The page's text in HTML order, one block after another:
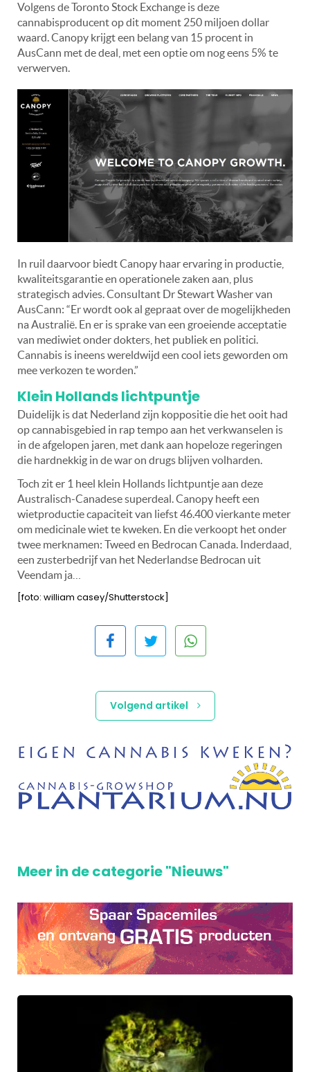
Volgens de Toronto Stock Exchange is deze
cannabisproducent op dit moment 250 miljoen dollar
waard. Canopy krijgt een belang van 15 procent in
AusCann met de deal, met een optie om nog eens 5% te
verwerven.
In ruil daarvoor biedt Canopy haar ervaring in productie,
kwaliteitsgarantie en operationele zaken aan, plus
strategisch advies. Consultant Dr Stewart Washer van
AusCann: “Er wordt ook al gepraat over de mogelijkheden
na Australië. En er is sprake van een groeiende acceptatie
van mediwiet onder dokters, het publiek en politici.
Cannabis is ineens wereldwijd een cool iets geworden om
mee verkozen te worden.”
Klein Hollands lichtpuntje
Duidelijk is dat Nederland zijn koppositie die het ooit had
op cannabisgebied in rap tempo aan het verkwanselen is
in de afgelopen jaren, met dank aan hopeloze regeringen
die hardnekkig in de war on drugs blijven volharden.
Toch zit er 1 heel klein Hollands lichtpuntje aan deze
Australisch-Canadese superdeal. Canopy heeft een
wietproductie capaciteit van liefst 46.400 vierkante meter
om medicinale wiet te kweken. En die verkoopt het onder
twee merknamen: Tweed en Bedrocan Canada. Inderdaad,
een zusterbedrijf van het Nederlandse Bedrocan uit
Veendam ja…
[foto: william casey/Shutterstock]
Volgend artikel
Meer in de categorie "Nieuws"